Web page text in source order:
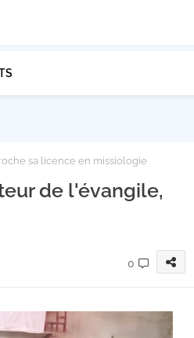
sa licence en missiologie
de l'évangile,
0